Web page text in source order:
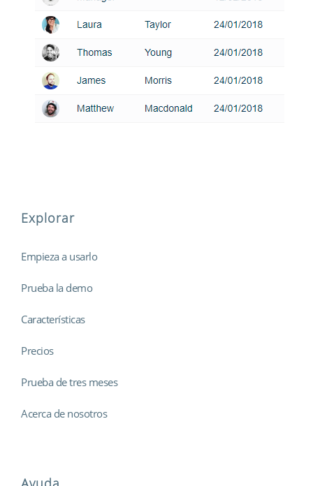
Explorar
Empieza a usarlo
Prueba la demo
Características
Precios
Prueba de tres meses
Acerca de nosotros